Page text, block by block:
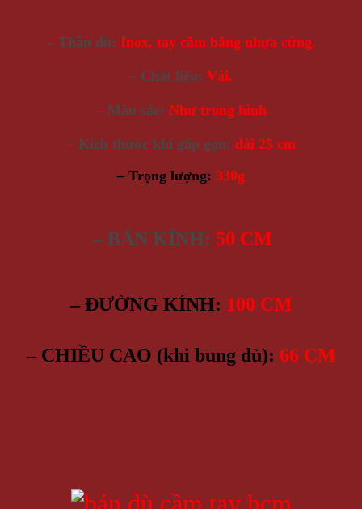
– Thân dù: Inox, tay cầm bằng nhựa cứng.
– Chất liệu: Vải.
– Màu sắc: Như trong hình
– Kích thước khi gấp gọn: dài 25 cm
– Trọng lượng: 330g
– BÁN KÍNH: 50 CM
– ĐƯỜNG KÍNH: 100 CM
– CHIỀU CAO (khi bung dù): 66 CM